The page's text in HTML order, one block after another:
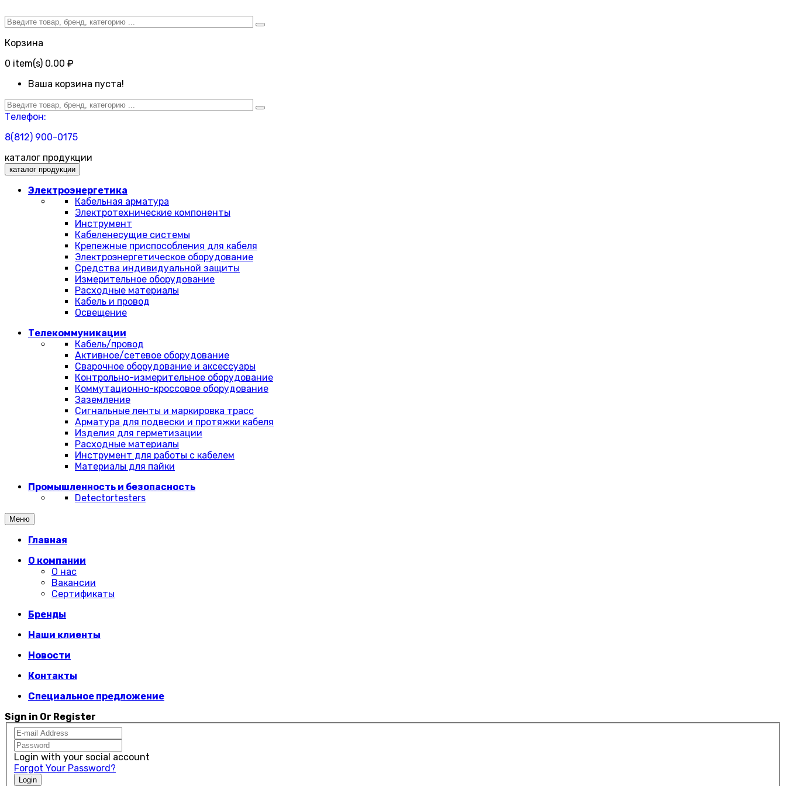
Корзина
0 item(s) 0.00 ₽
Ваша корзина пуста!
Телефон:
8(812) 900-0175
каталог продукции
каталог продукции
Электроэнергетика
Кабельная арматура
Электротехнические компоненты
Инструмент
Кабеленесущие системы
Крепежные приспособления для кабеля
Электроэнергетическое оборудование
Средства индивидуальной защиты
Измерительное оборудование
Расходные материалы
Кабель и провод
Освещение
Телекоммуникации
Кабель/провод
Активное/сетевое оборудование
Сварочное оборудование и аксессуары
Контрольно-измерительное оборудование
Коммутационно-кроссовое оборудование
Заземление
Сигнальные ленты и маркировка трасс
Арматура для подвески и протяжки кабеля
Изделия для герметизации
Расходные материалы
Инструмент для работы с кабелем
Материалы для пайки
Промышленность и безопасность
Detectortesters
Меню
Главная
О компании
О нас
Вакансии
Сертификаты
Бренды
Наши клиенты
Новости
Контакты
Специальное предложение
Sign in Or Register
Login with your social account
Forgot Your Password?
Login